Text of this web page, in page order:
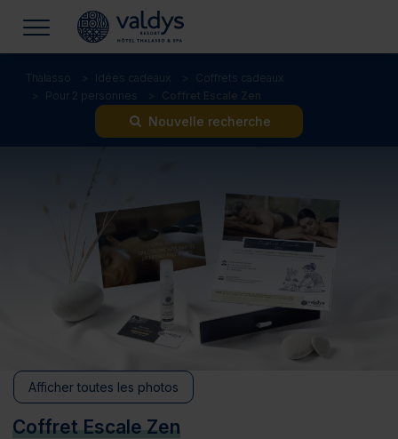
Thalasso Idées cadeaux
Coffrets cadeaux
Pour 2 personnes
Coffret Escale Zen
Nouvelle recherche
Afficher toutes les photos
Coffret Escale Zen